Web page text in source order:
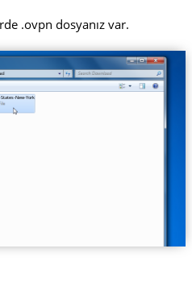
.ovpn dosyanız var.
New-York.ovpn